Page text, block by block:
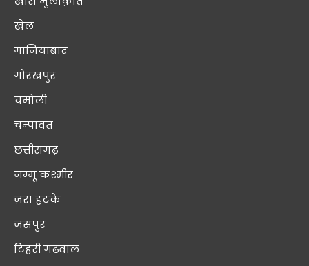
खेल
गाजियाबाद
गोरखपुर
चमोली
चम्पावत
छत्तीसगढ़
जम्मू कश्मीर
ज़रा हटके
जसपुर
टिहरी गढ़वाल